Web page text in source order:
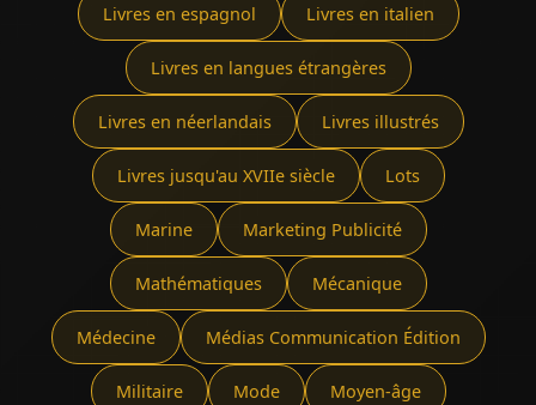
Livres en espagnol Livres en italien
Livres en langues étrangères
Livres en néerlandais Livres illustrés
Livres jusqu'au XVIIe siècle Lots
Marine Marketing Publicité
Mathématiques Mécanique
Médecine Médias Communication Édition
Militaire Mode Moyen-âge